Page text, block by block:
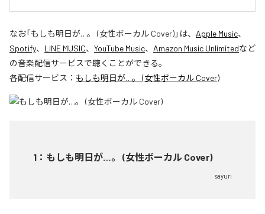
なお「もしも明日が…。 (女性ボーカル Cover)」は、 Apple Music、
Spotify、 LINE MUSIC、 YouTube Music、 Amazon Music Unlimitedなど
の音楽配信サービスで聴くことができる。
各配信サービス： もしも明日が…。 (女性ボーカル Cover)
1 ： もしも明日が…。 (女性ボーカル Cover)
sayuri